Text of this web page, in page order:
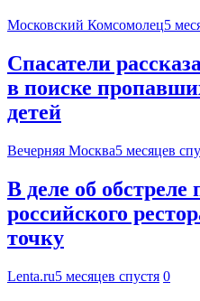
Московский Комсомолец5
Спасатели
в поиске
детей
Вечерняя Москва5 месяцев
В деле об обстреле
российского
точку
Lenta.ru5 месяцев спустя 0